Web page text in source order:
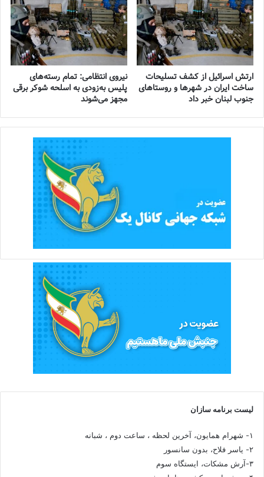
ارتش اسرائیل از کشف تسلیحات
ساخت ایران در شهرها و روستاهای
جنوب لبنان خبر داد
نیروی انتظامی: تمام رسته‌های
پلیس به‌زودی به اسلحه شوکر برقی
مجهز می‌شوند
لیست برنامه سازان
۱- شهرام همایون، آخرین لحظه ، ساعت دوم ، شبانه
۲- یاسر فلاح، بدون سانسور
۳-آرش مشکات، ایستگاه سوم